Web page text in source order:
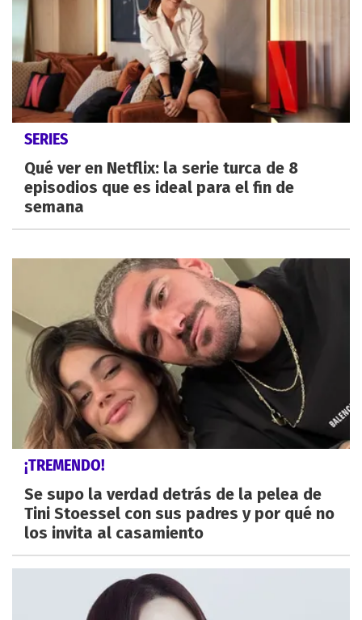
SERIES
Qué ver en Netflix: la serie turca de 8
episodios que es ideal para el fin de
semana
¡TREMENDO!
Se supo la verdad detrás de la pelea de
Tini Stoessel con sus padres y por qué no
los invita al casamiento